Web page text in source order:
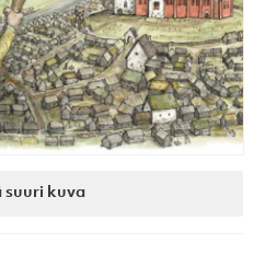
suuri kuva